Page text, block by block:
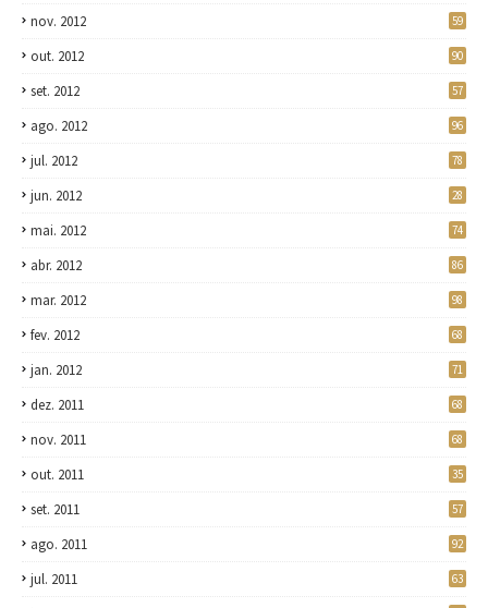
nov. 2012 59
out. 2012 90
set. 2012 57
ago. 2012 96
jul. 2012 78
jun. 2012 28
mai. 2012 74
abr. 2012 86
mar. 2012 98
fev. 2012 68
jan. 2012 71
dez. 2011 68
nov. 2011 68
out. 2011 35
set. 2011 57
ago. 2011 92
jul. 2011 63